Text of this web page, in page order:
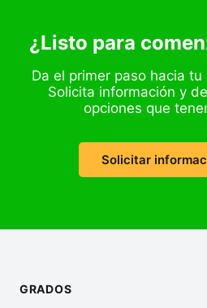
¿Listo para
Da el primer paso hacia
Solicita información y
opciones que
Solicitar
GRADOS